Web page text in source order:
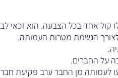
אחד בכל הצבעה. הוא זכאי
לצורך הגשמת מטרות העמותה.
על החברים.
לעמותה מן החבר ערב פקיעת